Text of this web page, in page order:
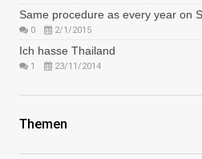
Same procedure as every year on
0 2/1/2015
Ich hasse Thailand
1 23/11/2014
Themen